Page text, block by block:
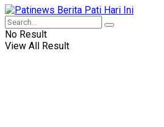
No Result
View All Result